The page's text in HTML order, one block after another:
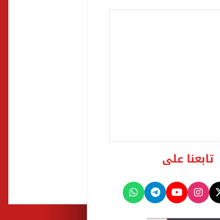
تابعنا على